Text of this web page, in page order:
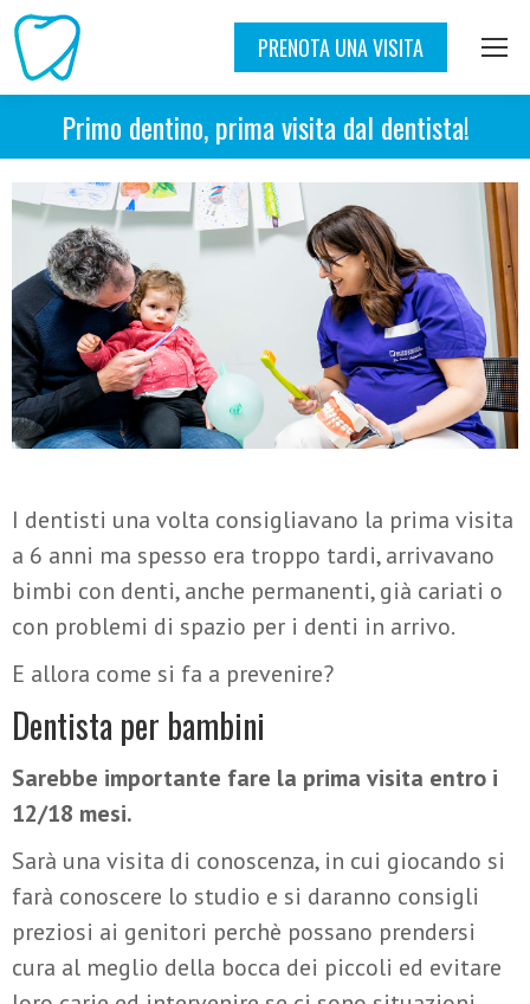
PRENOTA UNA VISITA
Primo dentino, prima visita dal dentista!
I dentisti una volta consigliavano la prima visita
a 6 anni ma spesso era troppo tardi, arrivavano
bimbi con denti, anche permanenti, già cariati o
con problemi di spazio per i denti in arrivo.
E allora come si fa a prevenire?
Dentista per bambini
Sarebbe importante fare la prima visita entro i
12/18 mesi.
Sarà una visita di conoscenza, in cui giocando si
farà conoscere lo studio e si daranno consigli
preziosi ai genitori perchè possano prendersi
cura al meglio della bocca dei piccoli ed evitare